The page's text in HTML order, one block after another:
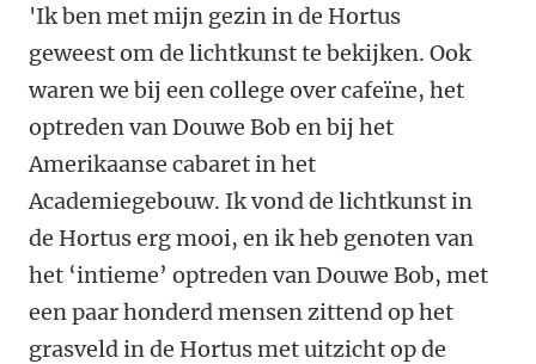
'Ik ben met mijn gezin in de Hortus
geweest om de lichtkunst te bekijken. Ook
waren we bij een college over cafeïne, het
optreden van Douwe Bob en bij het
Amerikaanse cabaret in het
Academiegebouw. Ik vond de lichtkunst in
de Hortus erg mooi, en ik heb genoten van
het ‘intieme’ optreden van Douwe Bob, met
een paar honderd mensen zittend op het
grasveld in de Hortus met uitzicht op de